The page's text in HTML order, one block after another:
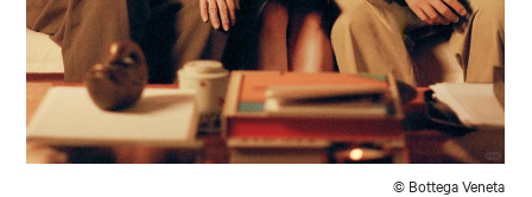
© Bottega Veneta